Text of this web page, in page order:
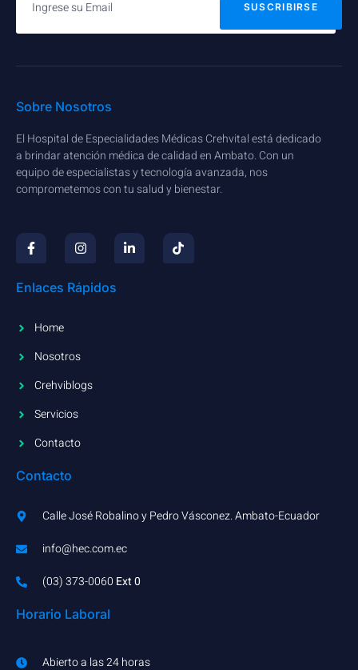
SUSCRIBIRSE
Sobre Nosotros
El Hospital de Especialidades Médicas Crehvital está dedicado
a brindar atención médica de calidad en Ambato. Con un
equipo de especialistas y tecnología avanzada, nos
comprometemos con tu salud y bienestar.
Enlaces Rápidos
Home
Nosotros
Crehviblogs
Servicios
Contacto
Contacto
Calle José Robalino y Pedro Vásconez. Ambato-Ecuador
info@hec.com.ec
(03) 373-0060​ Ext 0
Horario Laboral
Abierto a las 24 horas